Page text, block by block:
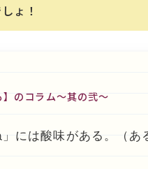
ょ！
】のコラム～其の弐～
には酸味がある。（あ